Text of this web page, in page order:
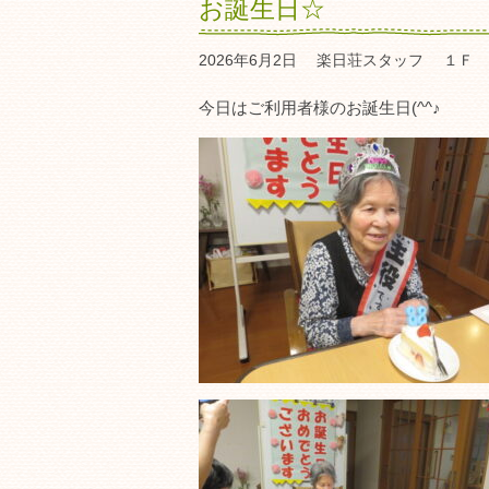
お誕生日☆
2026年6月2日 楽日荘スタッフ １Ｆ
今日はご利用者様のお誕生日(^^♪